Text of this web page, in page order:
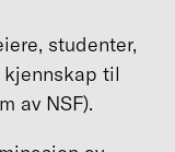
studenter,
til
av NSF).